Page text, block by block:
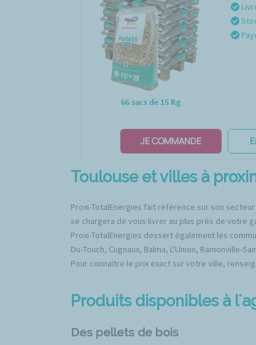
66 sacs de 15 Kg
JE COMMANDE
Toulouse et villes à
Proxi-TotalEnergies fait référence sur son
se chargera de vous livrer au plus près de votre
Proxi-TotalEnergies dessert également les
Du-Touch, Cugnaux, Balma, L'Union, Ramonville-
Pour connaître le prix exact sur votre ville,
Produits disponibles à
Des pellets de bois